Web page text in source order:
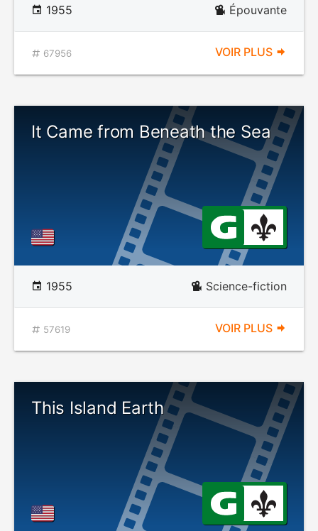
1955 Épouvante
67956 VOIR PLUS
It Came from Beneath the Sea
1955 Science-fiction
57619 VOIR PLUS
This Island Earth